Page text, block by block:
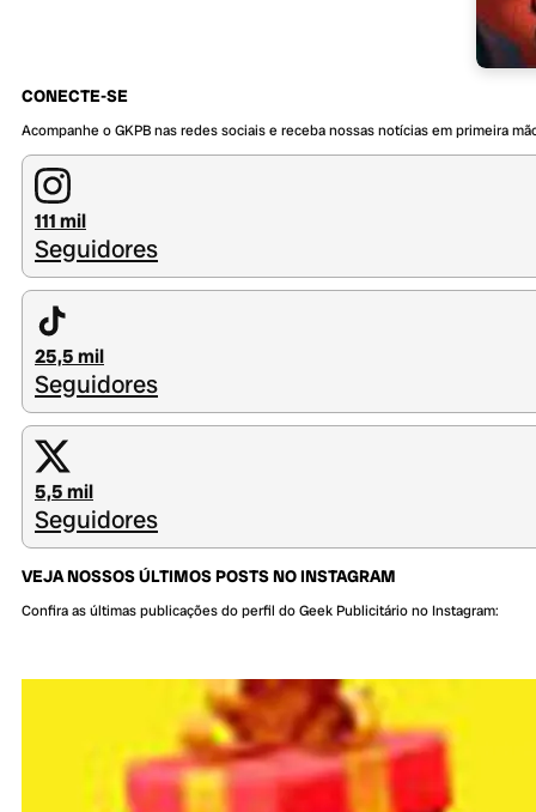
CONECTE-SE
Acompanhe o GKPB nas redes sociais e receba nossas notícias em primeira
111 mil
Seguidores
25,5 mil
Seguidores
5,5 mil
Seguidores
VEJA NOSSOS ÚLTIMOS POSTS NO INSTAGRAM
Confira as últimas publicações do perfil do Geek Publicitário no Instagram: